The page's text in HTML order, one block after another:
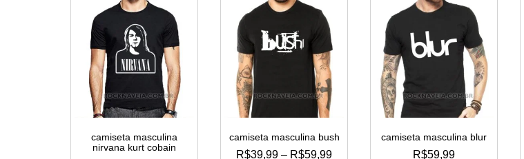
camiseta masculina
nirvana kurt cobain
camiseta masculina bush
R$39,99 – R$59,99FAIXA
camiseta masculina blur
R$59,99